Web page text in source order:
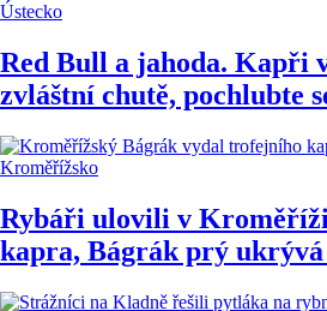
Ústecko
Red Bull a jahoda. Kapři
zvláštní chutě, pochlubte
Kroměřížsko
Rybáři ulovili v
kapra, Bágrák prý ukrývá